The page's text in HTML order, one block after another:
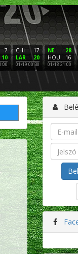
7
10
17
CHI
20
LAR
01/19 00:30
28
NE
16
HOU
01/18 21:00